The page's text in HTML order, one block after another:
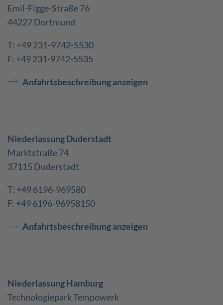
Emil-Figge-Straße 76
44227 Dortmund
T: +49 231-9742-5530
F: +49 231-9742-5535
Anfahrtsbeschreibung anzeigen
Niederlassung Duderstadt
Marktstraße 74
37115 Duderstadt
T: +49 6196-969580
F: +49 6196-96958150
Anfahrtsbeschreibung anzeigen
Niederlassung Hamburg
Technologiepark Tempowerk